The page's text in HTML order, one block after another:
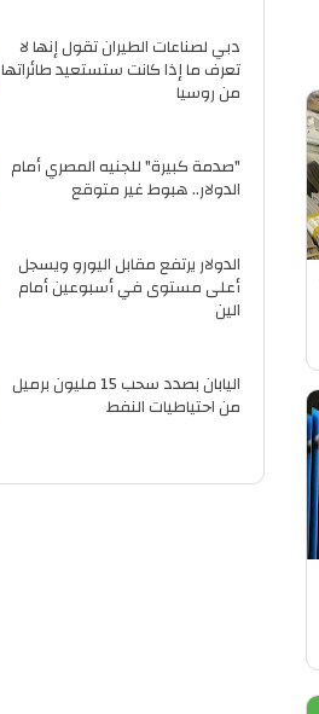
دبي لصناعات الطيران تقول إنها لا
تعرف ما إذا كانت ستستعيد طائراتها
من روسيا
"صدمة كبيرة" للجنيه المصري أمام
الدولار.. هبوط غير متوقع
الدولار يرتفع مقابل اليورو ويسجل
أعلى مستوى في أسبوعين أمام
الين
اليابان بصدد سحب 15 مليون برميل
من احتياطيات النفط